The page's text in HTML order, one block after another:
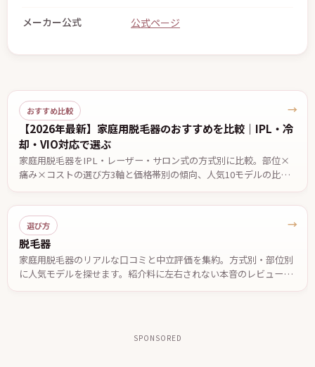
メーカー公式 公式ページ
おすすめ比較
【2026年最新】家庭用脱毛器のおすすめを比較｜IPL・冷
却・VIO対応で選ぶ
家庭用脱毛器をIPL・レーザー・サロン式の方式別に比較。部位×
痛み×コストの選び方3軸と価格帯別の傾向、人気10モデルの比較
を編集部がまとめました。効果の感じ方には個人差があります。
→
選び方
脱毛器
家庭用脱毛器のリアルな口コミと中立評価を集約。方式別・部位別
に人気モデルを探せます。紹介料に左右されない本音のレビュー
で、自分に合う一台を選べます。
→
SPONSORED